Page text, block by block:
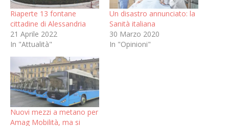
Riaperte 13 fontane
cittadine di Alessandria
21 Aprile 2022
In "Attualità"
Un disastro annunciato: la
Sanità italiana
30 Marzo 2020
In "Opinioni"
Nuovi mezzi a metano per
Amag Mobilità, ma si